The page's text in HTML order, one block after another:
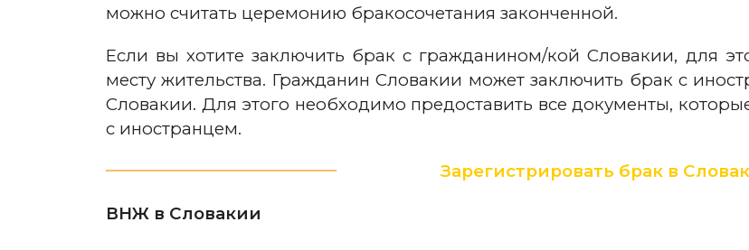
можно считать церемонию бракосочетания законченной.
Если вы хотите заключить брак с гражданином/кой Словакии, для
месту жительства. Гражданин Словакии может заключить брак с
Словакии. Для этого необходимо предоставить все документы,
с иностранцем.
Зарегистрировать брак в
ВНЖ в Словакии